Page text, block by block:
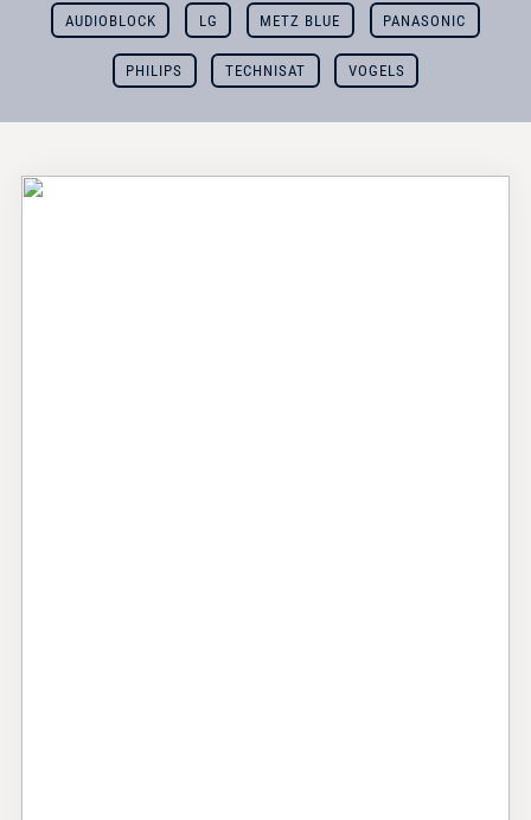
AUDIOBLOCK LG METZ BLUE PANASONIC
PHILIPS TECHNISAT VOGELS